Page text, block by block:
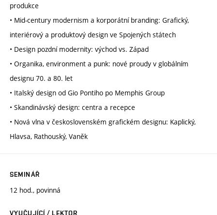
produkce
• Mid-century modernism a korporátní branding: Grafický,
interiérový a produktový design ve Spojených státech
• Design pozdní modernity: východ vs. Západ
• Organika, environment a punk: nové proudy v globálním
designu 70. a 80. let
• Italský design od Gio Pontiho po Memphis Group
• Skandinávský design: centra a recepce
• Nová vlna v československém grafickém designu: Kaplický,
Hlavsa, Rathouský, Vaněk
SEMINÁŘ
12 hod., povinná
VYUČUJÍCÍ / LEKTOR